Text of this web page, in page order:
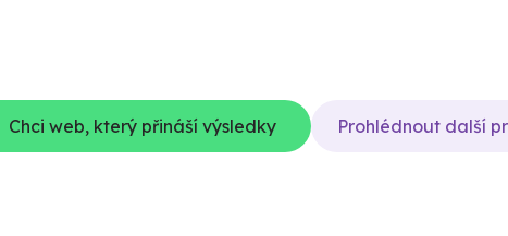
Chci web, který přináší výsledky Prohlédnout další